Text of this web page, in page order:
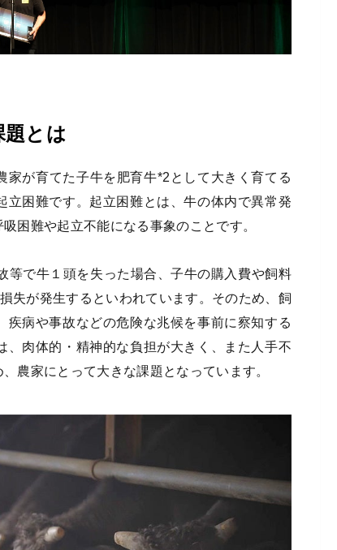
とは
が育てた子牛を肥育牛*2として大きく育てる
立困難です。起立困難とは、牛の体内で異常発
困難や起立不能になる事象のことです。
等で牛１頭を失った場合、子牛の購入費や飼料
失が発生するといわれています。そのため、飼
病や事故などの危険な兆候を事前に察知する
、肉体的・精神的な負担が大きく、また人手不
農家にとって大きな課題となっています。